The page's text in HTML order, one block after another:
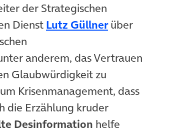
der Strategischen
DienstLutz Güllner(öffnet in
über
anderem, das Vertrauen
Glaubwürdigkeit zu
Krisenmanagement, dass
die Erzählung kruder
Desinformation helfe